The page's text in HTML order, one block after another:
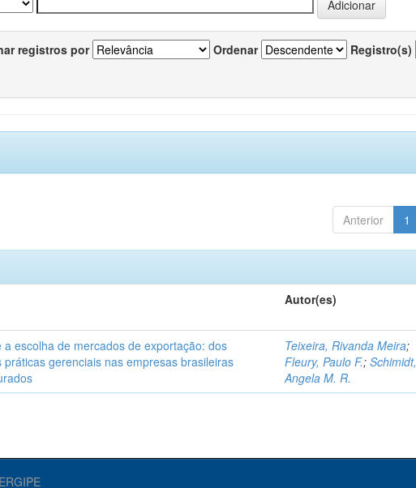
registros por Ordenar Registro(s)
Anterior 1
Autor(es)
escolha de mercados de exportação: dos
gerenciais nas empresas brasileiras
Teixeira, Rivanda Meira;
Fleury, Paulo F.;Schimidt,
Angela M. R.